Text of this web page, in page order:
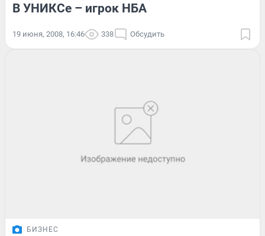
В УНИКСе – игрок НБА
19 июня, 2008, 16:46 338 Обсудить
БИЗНЕС